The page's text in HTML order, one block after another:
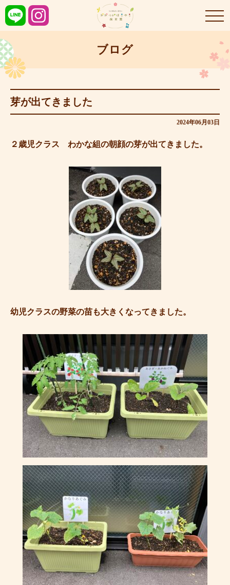
ブログ
芽が出てきました
2024年06月03日
２歳児クラス わかな組の朝顔の芽が出てきました。
幼児クラスの野菜の苗も大きくなってきました。